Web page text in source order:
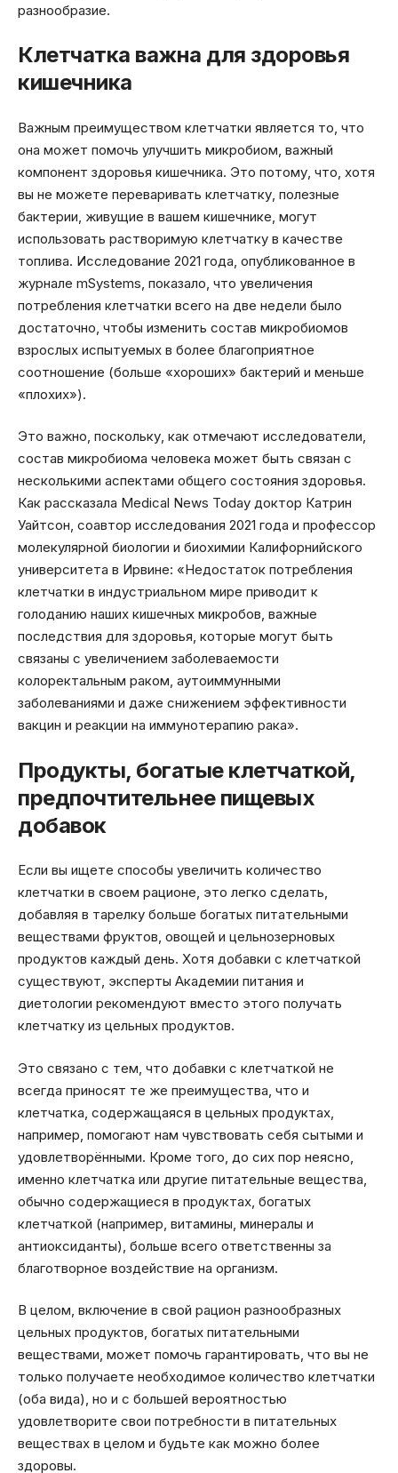
разнообразие.
Клетчатка важна для здоровья
кишечника
Важным преимуществом клетчатки является то, что
она может помочь улучшить микробиом, важный
компонент здоровья кишечника. Это потому, что, хотя
вы не можете переваривать клетчатку, полезные
бактерии, живущие в вашем кишечнике, могут
использовать растворимую клетчатку в качестве
топлива. Исследование 2021 года, опубликованное в
журнале mSystems, показало, что увеличения
потребления клетчатки всего на две недели было
достаточно, чтобы изменить состав микробиомов
взрослых испытуемых в более благоприятное
соотношение (больше «хороших» бактерий и меньше
«плохих»).
Это важно, поскольку, как отмечают исследователи,
состав микробиома человека может быть связан с
несколькими аспектами общего состояния здоровья.
Как рассказала Medical News Today доктор Катрин
Уайтсон, соавтор исследования 2021 года и профессор
молекулярной биологии и биохимии Калифорнийского
университета в Ирвине: «Недостаток потребления
клетчатки в индустриальном мире приводит к
голоданию наших кишечных микробов, важные
последствия для здоровья, которые могут быть
связаны с увеличением заболеваемости
колоректальным раком, аутоиммунными
заболеваниями и даже снижением эффективности
вакцин и реакции на иммунотерапию рака».
Продукты, богатые клетчаткой,
предпочтительнее пищевых
добавок
Если вы ищете способы увеличить количество
клетчатки в своем рационе, это легко сделать,
добавляя в тарелку больше богатых питательными
веществами фруктов, овощей и цельнозерновых
продуктов каждый день. Хотя добавки с клетчаткой
существуют, эксперты Академии питания и
диетологии рекомендуют вместо этого получать
клетчатку из цельных продуктов.
Это связано с тем, что добавки с клетчаткой не
всегда приносят те же преимущества, что и
клетчатка, содержащаяся в цельных продуктах,
например, помогают нам чувствовать себя сытыми и
удовлетворёнными. Кроме того, до сих пор неясно,
именно клетчатка или другие питательные вещества,
обычно содержащиеся в продуктах, богатых
клетчаткой (например, витамины, минералы и
антиоксиданты), больше всего ответственны за
благотворное воздействие на организм.
В целом, включение в свой рацион разнообразных
цельных продуктов, богатых питательными
веществами, может помочь гарантировать, что вы не
только получаете необходимое количество клетчатки
(оба вида), но и с большей вероятностью
удовлетворите свои потребности в питательных
веществах в целом и будьте как можно более
здоровы.